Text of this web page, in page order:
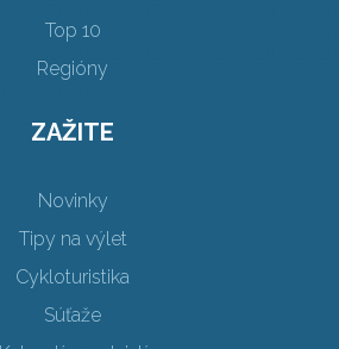
Top 10
Regióny
ZAŽITE
Novinky
Tipy na výlet
Cykloturistika
Súťaže